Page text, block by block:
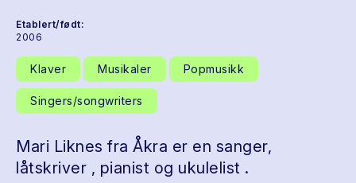
Etablert/født:
2006
Klaver Musikaler Popmusikk
Singers/songwriters
Mari Liknes fra Åkra er en sanger,
låtskriver , pianist og ukulelist .